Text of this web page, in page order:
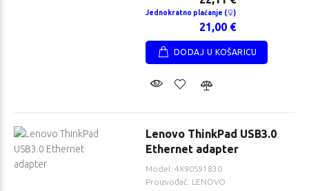
Jednokratno plaćanje ( )
21,00 €
DODAJ U KOŠARICU
Lenovo ThinkPad USB3.0
Ethernet adapter
Model: 4X90S91830
Proizvođač: LENOVO